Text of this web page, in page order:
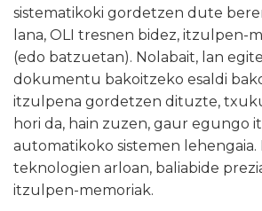
sistematikoki gordetzen dute
lana, OLI tresnen bidez, itzulpen-
(edo batzuetan). Nolabait, lan
dokumentu bakoitzeko esaldi
itzulpena gordetzen dituzte,
hori da, hain zuzen, gaur egungo
automatikoko sistemen
teknologien arloan, baliabide
itzulpen-memoriak.